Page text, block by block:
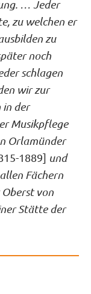
… Jeder
zu welchen er
zu
noch
schlagen
wir zur
in der
Musikpflege
Orlamünder
1889] und
Fächern
von
Stätte der